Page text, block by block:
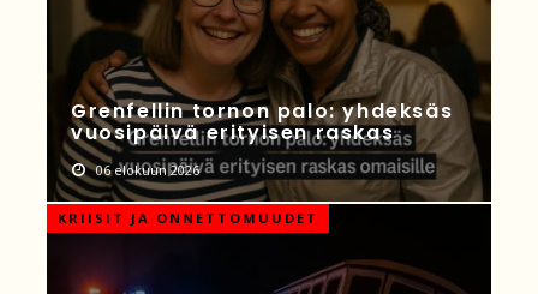
Grenfellin tornon palo: yhdeksäs
vuosipäivä erityisen raskas
06 elokuun 2026
KRIISIT JA ONNETTOMUUDET